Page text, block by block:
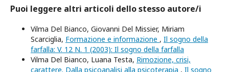
Puoi leggere altri articoli dello stesso autore/i
Vilma Del Bianco, Giovanni Del Missier, Miriam
Scarciglia, Formazione e informazione , Il sogno della
farfalla: V. 12 N. 1 (2003): Il sogno della farfalla
Vilma Del Bianco, Luana Testa, Rimozione, crisi,
carattere. Dalla psicoanalisi alla psicoterapia , Il sogno